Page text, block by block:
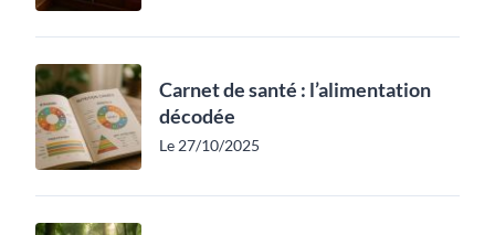
Carnet de santé : l’alimentation
décodée
Le 27/10/2025